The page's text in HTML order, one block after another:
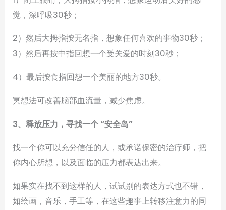
觉，深呼吸30秒；
2）然后大拇指按无名指，想象任何喜欢的事物30秒；
3）然后再按中指回想一个受关爱的时刻30秒；
4）最后按食指回想一个美丽的地方30秒。
冥想法可改善脑部血流量，减少焦虑。
3、释放压力，寻找一个 “安全岛”
找一个你可以充分信任的人，或承诺保密的治疗师，把
你内心所想，以及面临的压力都表达出来。
如果实在找不到这样的人，试试别的表达方式也不错，
如绘画，音乐，手工等，在这些趣事上转移注意力的同